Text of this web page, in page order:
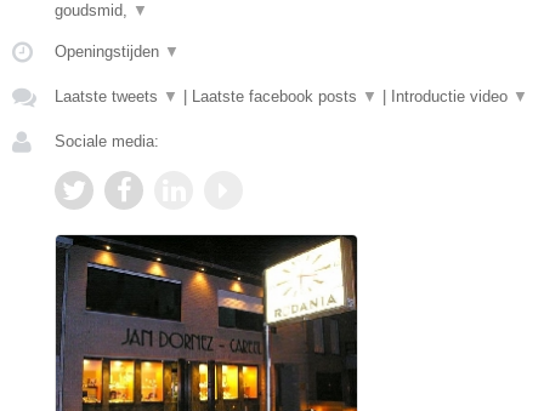
goudsmid, ▼
Openingstijden ▼
Laatste tweets ▼ Laatste facebook posts ▼ Introductie video ▼
Sociale media: